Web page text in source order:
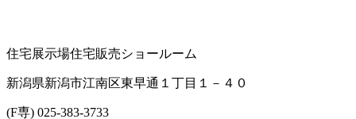
住宅展示場住宅販売ショールーム
新潟県新潟市江南区東早通１丁目１－４０
(F専) 025-383-3733